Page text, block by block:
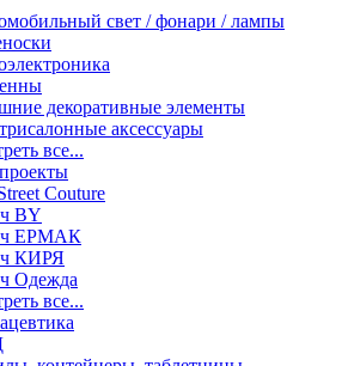
свет / фонари / лампы
декоративные элементы
аксессуары
все...
Couture
BY
ЕРМАК
КИРЯ
Одежда
все...